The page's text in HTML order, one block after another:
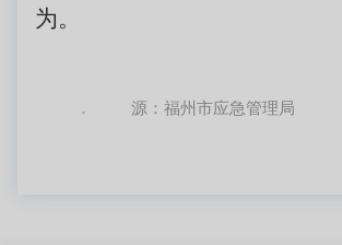
为。
源：福州市应急管理局